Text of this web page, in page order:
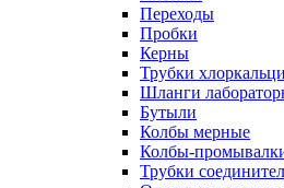
Переходы
Пробки
Керны
Трубки
Шланги
Бутыли
Колбы мерные
Колбы-
Трубки